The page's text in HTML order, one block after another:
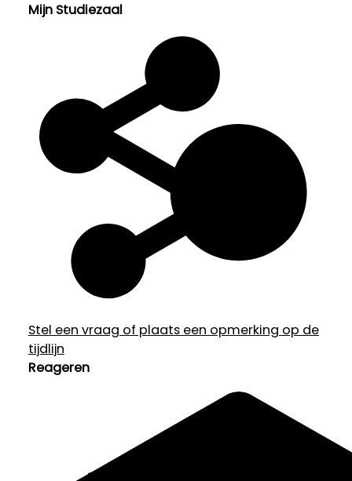
Mijn Studiezaal
Stel een vraag of plaats een opmerking op de
tijdlijn
Reageren